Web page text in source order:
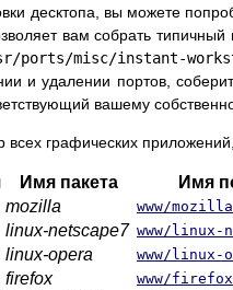
десктопа, вы можете
вам собрать
ports/misc/instant-
и удалении портов,
вашему
графических
Имя пакета
Имя
mozilla www/mozilla
linux-netscape7 www/linux-
linux-opera www/linux-
firefox www/firefox